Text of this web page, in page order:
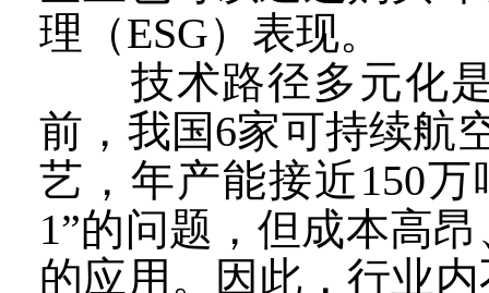
理（ESG）表现。
技术路径多元化是
前，我国6家可持续航
艺，年产能接近150
1”的问题，但成本高
的应用。因此，行业